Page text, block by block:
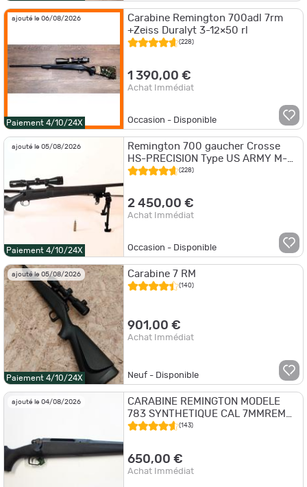
ajouté le 06/08/2026
Paiement 4/10/24X
Carabine Remington 700adl 7rm
+Zeiss Duralyt 3-12×50 rl
(228)
1 390,00 €
Achat Immédiat
Occasion - Disponible
ajouté le 05/08/2026
Paiement 4/10/24X
Remington 700 gaucher Crosse
HS-PRECISION Type US ARMY M-
24 Calibre 7mm Rem Mag
(228)
2 450,00 €
Achat Immédiat
Occasion - Disponible
ajouté le 05/08/2026
Paiement 4/10/24X
Carabine 7 RM
(140)
901,00 €
Achat Immédiat
Neuf - Disponible
ajouté le 04/08/2026
CARABINE REMINGTON MODELE
783 SYNTHETIQUE CAL 7MMREM
MAGNUM CANON 61CM SANS
(143)
650,00 €
Achat Immédiat